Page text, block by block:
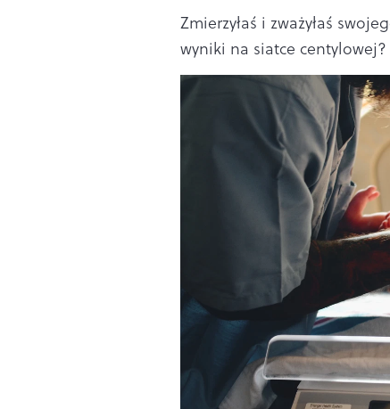
Zmierzyłaś i zważyłaś
wyniki na siatce centylowej?